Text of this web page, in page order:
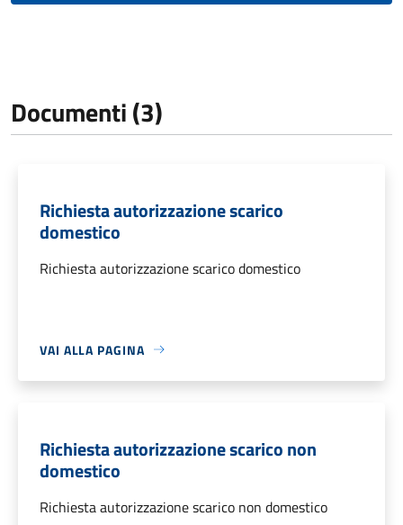
Documenti (3)
Richiesta autorizzazione scarico
domestico
Richiesta autorizzazione scarico domestico
VAI ALLA PAGINA
Richiesta autorizzazione scarico non
domestico
Richiesta autorizzazione scarico non domestico